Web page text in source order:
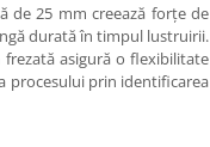
de 25 mm creează forțe de
durată în timpul lustruirii.
asigură o flexibilitate
procesului prin identificarea